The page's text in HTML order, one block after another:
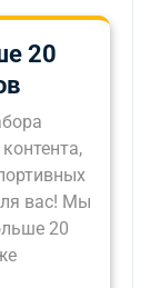
20
вас! Мы
20